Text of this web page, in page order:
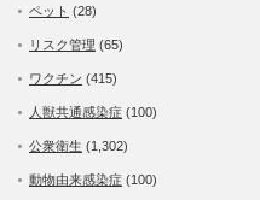
ペット (28)
リスク管理 (65)
ワクチン (415)
人獣共通感染症 (100)
公衆衛生 (1,302)
動物由来感染症 (100)